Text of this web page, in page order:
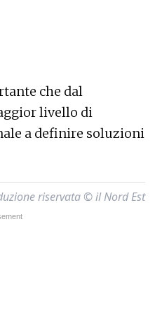
che dal
livello di
a definire soluzioni
riservata © il Nord Est